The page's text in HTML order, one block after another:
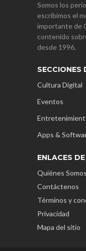
Somos los
escribimos el
importante de
contenido
desde 1996.
SECCIONES
Cultura Digital
Eventos
Apps &
ENLACES
Quiénes Somos
Contáctenos
Términos y
Privacidad
Mapa del sitio